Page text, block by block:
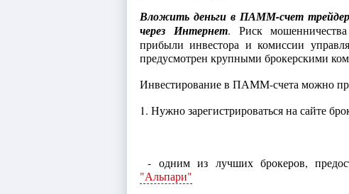
Вложить деньги в ПАММ-счет
через Интернет. Риск мошенничества
прибыли инвестора и комиссии
предусмотрен крупными брокерскими
Инвестирование в ПАММ-счета можно
1. Нужно зарегистрироваться на сайте
- одним из лучших брокеров,
"Альпари"